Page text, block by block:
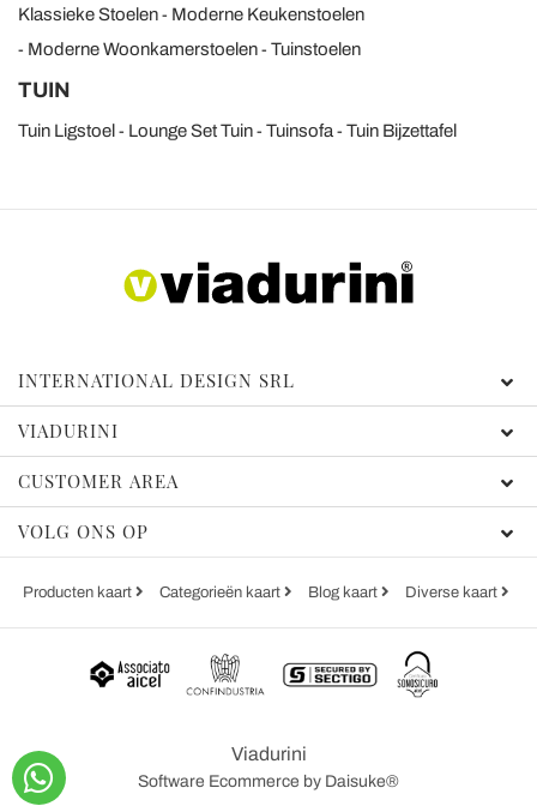
Klassieke Stoelen
Moderne Keukenstoelen
Moderne Woonkamerstoelen
Tuinstoelen
TUIN
Tuin Ligstoel Lounge Set Tuin Tuinsofa Tuin Bijzettafel
INTERNATIONAL DESIGN SRL
VIADURINI
CUSTOMER AREA
VOLG ONS OP
Producten kaart Categorieën kaart Blog kaart Diverse kaart
Viadurini
Software Ecommerce by Daisuke®